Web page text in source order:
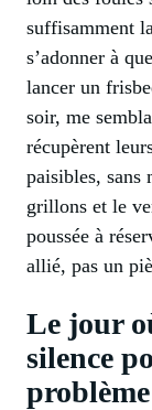
suffisamment
s’adonner à
lancer un
soir, me
récupèrent
paisibles, sans
grillons et le
poussée à
allié, pas un
Le jour
silence
problème